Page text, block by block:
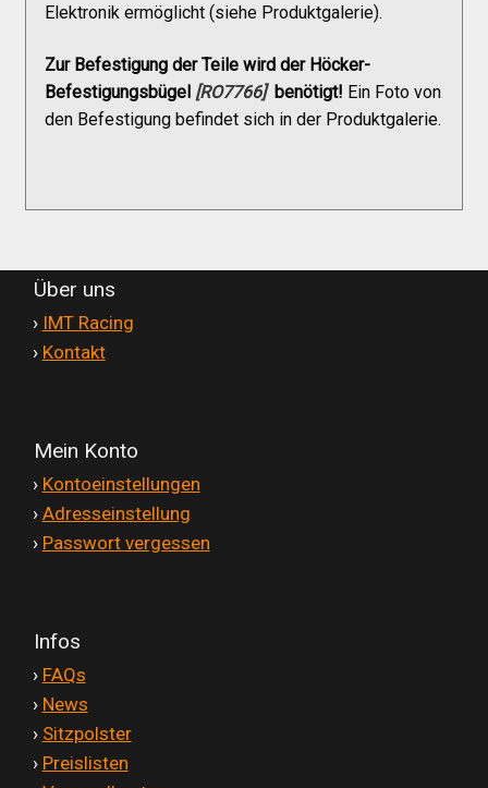
Elektronik ermöglicht (siehe Produktgalerie).
Zur Befestigung der Teile wird der Höcker-
Befestigungsbügel [RO7766]benötigt! Ein Foto von
den Befestigung befindet sich in der Produktgalerie.
Über uns
› IMT Racing
› Kontakt
Mein Konto
› Kontoeinstellungen
› Adresseinstellung
› Passwort vergessen
Infos
› FAQs
› News
› Sitzpolster
› Preislisten